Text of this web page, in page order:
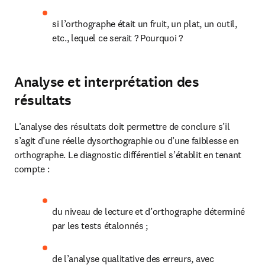
si l’orthographe était un fruit, un plat, un outil,
etc., lequel ce serait ? Pourquoi ?
Analyse et interprétation des
résultats
L’analyse des résultats doit permettre de conclure s’il
s’agit d’une réelle dysorthographie ou d’une faiblesse en
orthographe. Le diagnostic différentiel s’établit en tenant
compte :
du niveau de lecture et d’orthographe déterminé
par les tests étalonnés ;
de l’analyse qualitative des erreurs, avec